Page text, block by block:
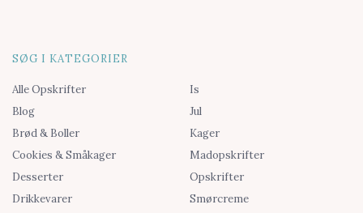
SØG I KATEGORIER
Alle Opskrifter
Blog
Brød & Boller
Cookies & Småkager
Desserter
Drikkevarer
Is
Jul
Kager
Madopskrifter
Opskrifter
Smørcreme